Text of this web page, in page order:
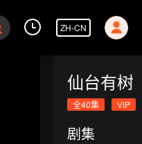
ZH-CN
仙台有树
全40集 VIP
剧集